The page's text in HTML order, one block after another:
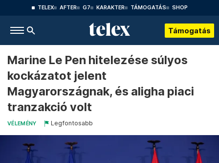
TELEX AFTER G7 KARAKTER TÁMOGATÁS SHOP
Támogatás
Marine Le Pen hitelezése súlyos
kockázatot jelent
Magyarországnak, és aligha piaci
tranzakció volt
VÉLEMÉNY Legfontosabb